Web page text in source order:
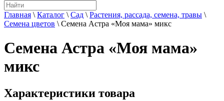
Главная \ Каталог \ Сад \ Растения, рассада, семена, травы \
Семена цветов \ Семена Астра «Моя мама» микс
Семена Астра «Моя мама»
микс
Характеристики товара